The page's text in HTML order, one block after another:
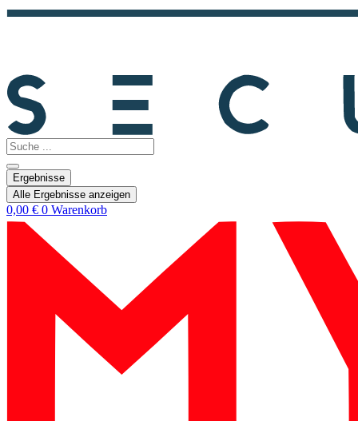
Search
...
Ergebnisse
Alle Ergebnisse anzeigen
0,00 € 0 Warenkorb